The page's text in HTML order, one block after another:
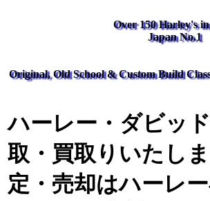
Over 150 Harley's
Japan No.1
Original, Old School & Custom Build
ハーレー・ダビッ
取・買取りいたし
定・売却はハーレ